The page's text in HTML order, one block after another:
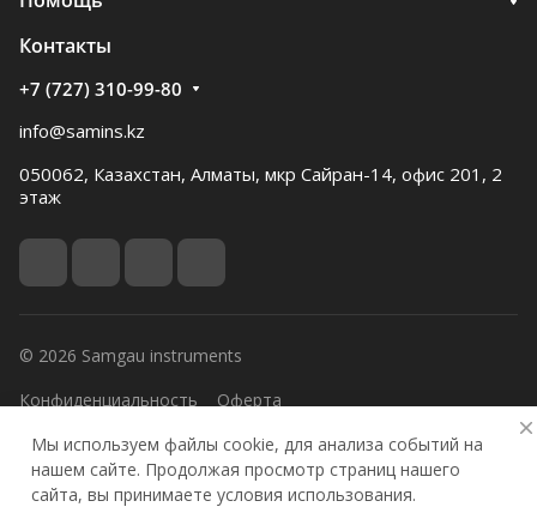
Контакты
+7 (727) 310-99-80
info@samins.kz
050062, Казахстан, Алматы, мкр Сайран-14, офис 201, 2
этаж
© 2026 Samgau instruments
Конфиденциальность
Оферта
Главная Каталог Избранные Кабинет
Мы используем файлы cookie, для анализа событий на
нашем сайте. Продолжая просмотр страниц нашего
сайта, вы принимаете условия использования.